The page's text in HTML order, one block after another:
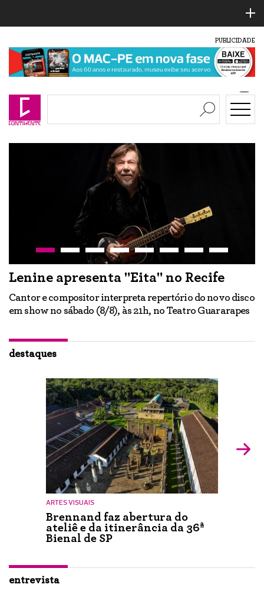
PUBLICIDADE
Lenine apresenta "Eita" no Recife
Cantor e compositor interpreta repertório do novo disco
em show no sábado (8/8), às 21h, no Teatro Guararapes
destaques
ARTES VISUAIS
Brennand faz abertura do
ateliê e da itinerância da 36ª
Bienal de SP
entrevista